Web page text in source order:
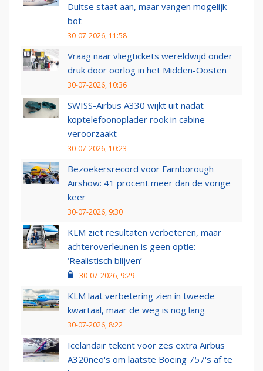
Duitse staat aan, maar vangen mogelijk
bot
30-07-2026, 11:58
Vraag naar vliegtickets wereldwijd onder
druk door oorlog in het Midden-Oosten
30-07-2026, 10:36
SWISS-Airbus A330 wijkt uit nadat
koptelefoonoplader rook in cabine
veroorzaakt
30-07-2026, 10:23
Bezoekersrecord voor Farnborough
Airshow: 41 procent meer dan de vorige
keer
30-07-2026, 9:30
KLM ziet resultaten verbeteren, maar
achteroverleunen is geen optie:
‘Realistisch blijven’
30-07-2026, 9:29
KLM laat verbetering zien in tweede
kwartaal, maar de weg is nog lang
30-07-2026, 8:22
Icelandair tekent voor zes extra Airbus
A320neo's om laatste Boeing 757's af te